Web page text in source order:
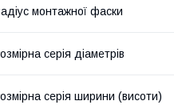
монтажної фаски
серія діаметрів
серія ширини (висоти)